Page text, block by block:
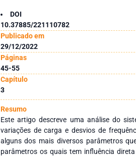
DOI
10.37885/221110782
Publicado em
29/12/2022
Páginas
45-55
Capítulo
3
Resumo
Este artigo descreve uma análise do
variações de carga e desvios de
alguns dos mais diversos parâmetros
parâmetros os quais tem influência